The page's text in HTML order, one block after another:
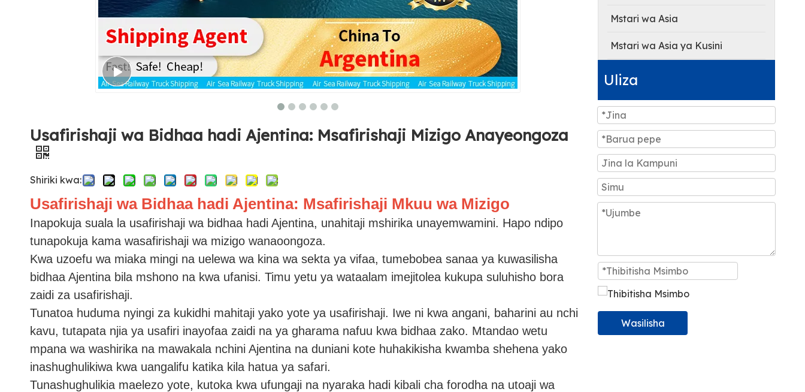
Usafirishaji wa Bidhaa hadi Ajentina: Msafirishaji Mizigo Anayeongoza
Shiriki kwa:
Usafirishaji wa Bidhaa hadi Ajentina: Msafirishaji Mkuu wa Mizigo
Inapokuja suala la usafirishaji wa bidhaa hadi Ajentina, unahitaji mshirika unayemwamini. Hapo ndipo
tunapokuja kama wasafirishaji wa mizigo wanaoongoza.
Kwa uzoefu wa miaka mingi na uelewa wa kina wa sekta ya vifaa, tumebobea sanaa ya kuwasilisha
bidhaa Ajentina bila mshono na kwa ufanisi. Timu yetu ya wataalam imejitolea kukupa suluhisho bora
zaidi za usafirishaji.
Tunatoa huduma nyingi za kukidhi mahitaji yako yote ya usafirishaji. Iwe ni kwa angani, baharini au nchi
kavu, tutapata njia ya usafiri inayofaa zaidi na ya gharama nafuu kwa bidhaa zako. Mtandao wetu
mpana wa washirika na mawakala nchini Ajentina na duniani kote huhakikisha kwamba shehena yako
inashughulikiwa kwa uangalifu katika kila hatua ya safari.
Tunashughulikia maelezo yote, kutoka kwa ufungaji na nyaraka hadi kibali cha forodha na utoaji wa
Mstari wa Asia
Mstari wa Asia ya Kusini
Uliza
Wasilisha